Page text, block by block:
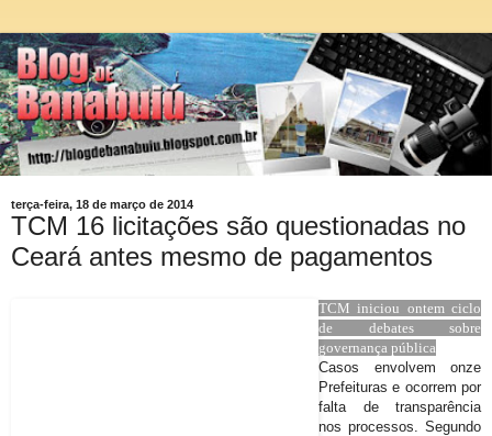
terça-feira, 18 de março de 2014
TCM 16 licitações são questionadas no
Ceará antes mesmo de pagamentos
TCM iniciou ontem ciclo
de debates sobre
governança pública
Casos envolvem onze
Prefeituras e ocorrem por
falta de transparência
nos processos. Segundo